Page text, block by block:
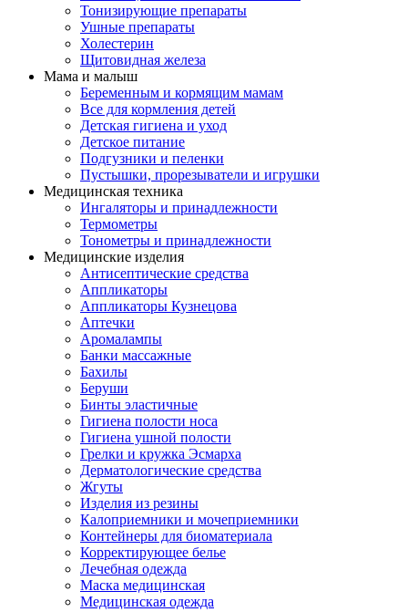
Тонизирующие препараты
Ушные препараты
Холестерин
Щитовидная железа
Мама и малыш
Беременным и кормящим мамам
Все для кормления детей
Детская гигиена и уход
Детское питание
Подгузники и пеленки
Пустышки, прорезыватели и игрушки
Медицинская техника
Ингаляторы и принадлежности
Термометры
Тонометры и принадлежности
Медицинские изделия
Антисептические средства
Аппликаторы
Аппликаторы Кузнецова
Аптечки
Аромалампы
Банки массажные
Бахилы
Беруши
Бинты эластичные
Гигиена полости носа
Гигиена ушной полости
Грелки и кружка Эсмарха
Дерматологические средства
Жгуты
Изделия из резины
Калоприемники и мочеприемники
Контейнеры для биоматериала
Корректирующее белье
Лечебная одежда
Маска медицинская
Медицинская одежда